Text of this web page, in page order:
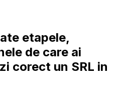
etapele,
de care ai
corect un SRL in